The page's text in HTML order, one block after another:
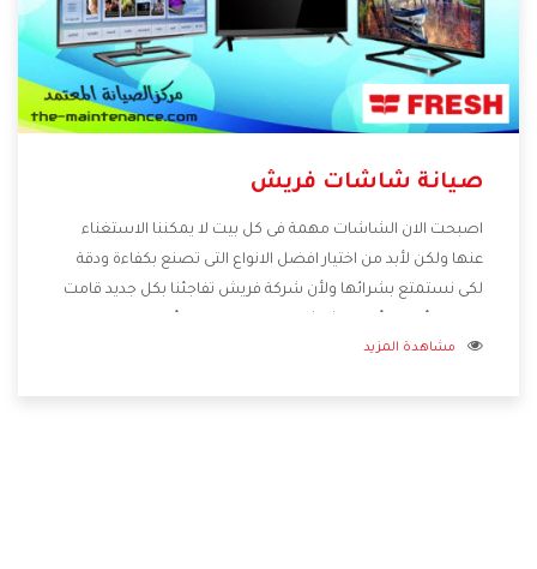
صيانة شاشات فريش
اصبحت الان الشاشات مهمة فى كل بيت لا يمكننا الاستغناء
عنها ولكن لأبد من اختيار افضل الانواع التى تصنع بكفاءة ودقة
لكى نستمتع بشرائها ولأن شركة فريش تفاجئنا بكل جديد قامت
والإمكانيات المختلفة وأيضا تتوفر بأفضل الاسعار المختلفة
مشاهدة المزيد